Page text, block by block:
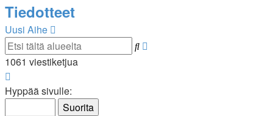
Tiedotteet
Uusi Aihe
Etsi
1061 viestiketjua
1/22
Hyppää sivulle: